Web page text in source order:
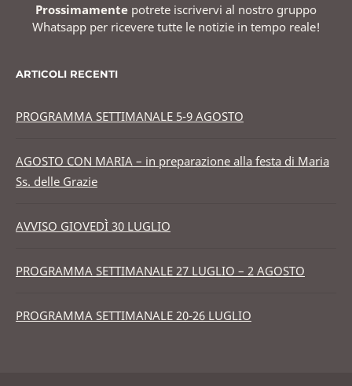
Prossimamente potrete iscrivervi al nostro gruppo
Whatsapp per ricevere tutte le notizie in tempo reale!
ARTICOLI RECENTI
PROGRAMMA SETTIMANALE 5-9 AGOSTO
AGOSTO CON MARIA – in preparazione alla festa di Maria
Ss. delle Grazie
AVVISO GIOVEDÌ 30 LUGLIO
PROGRAMMA SETTIMANALE 27 LUGLIO – 2 AGOSTO
PROGRAMMA SETTIMANALE 20-26 LUGLIO